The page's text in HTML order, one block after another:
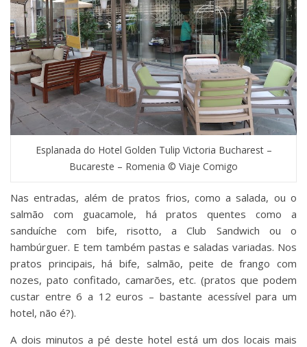
Esplanada do Hotel Golden Tulip Victoria Bucharest –
Bucareste – Romenia © Viaje Comigo
Nas entradas, além de pratos frios, como a salada, ou o
salmão com guacamole, há pratos quentes como a
sanduíche com bife, risotto, a Club Sandwich ou o
hambúrguer. E tem também pastas e saladas variadas. Nos
pratos principais, há bife, salmão, peite de frango com
nozes, pato confitado, camarões, etc. (pratos que podem
custar entre 6 a 12 euros – bastante acessível para um
hotel, não é?).
A dois minutos a pé deste hotel está um dos locais mais